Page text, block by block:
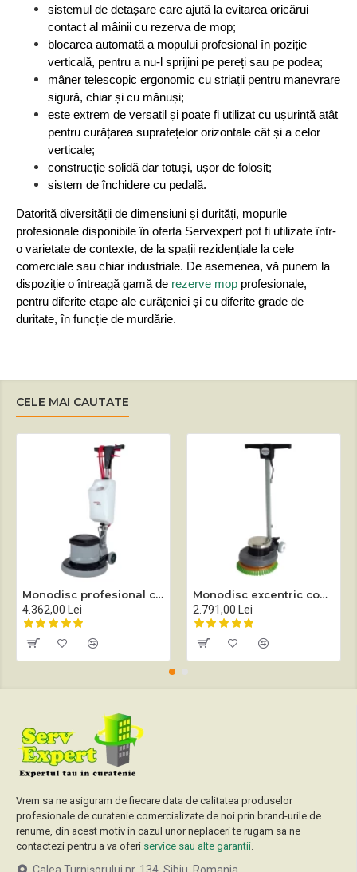
sistemul de detașare care ajută la evitarea oricărui
contact al mâinii cu rezerva de mop;
blocarea automată a mopului profesional în poziție
verticală, pentru a nu-l sprijini pe pereți sau pe podea;
mâner telescopic ergonomic cu striații pentru manevrare
sigură, chiar și cu mănuși;
este extrem de versatil și poate fi utilizat cu ușurință atât
pentru curățarea suprafețelor orizontale cât și a celor
verticale;
construcție solidă dar totuși, ușor de folosit;
sistem de închidere cu pedală.
Datorită diversității de dimensiuni și durități, mopurile
profesionale disponibile în oferta Servexpert pot fi utilizate într-
o varietate de contexte, de la spații rezidențiale la cele
comerciale sau chiar industriale. De asemenea, vă punem la
dispoziție o întreagă gamă de rezerve mop profesionale,
pentru diferite etape ale curățeniei și cu diferite grade de
duritate, în funcție de murdărie.
CELE MAI CAUTATE
Monodisc profesional complet echipat Sprintus EM 17 EVO
4.362,00 Lei
Monodisc excentric complet echipat Sprintus EEM 13R
2.791,00 Lei
Vrem sa ne asiguram de fiecare data de calitatea produselor
profesionale de curatenie comercializate de noi prin brand-urile de
renume, din acest motiv in cazul unor neplaceri te rugam sa ne
contactezi pentru a va oferi service sau alte garantii.